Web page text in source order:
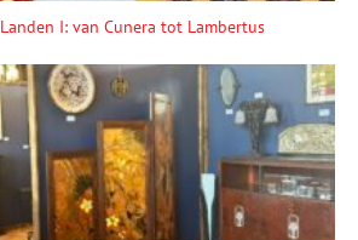
I: van Cunera tot Lambertus